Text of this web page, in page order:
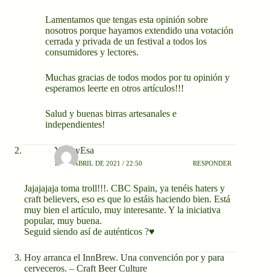
Lamentamos que tengas esta opinión sobre
nosotros porque hayamos extendido una votación
cerrada y privada de un festival a todos los
consumidores y lectores.
Muchas gracias de todos modos por tu opinión y
esperamos leerte en otros artículos!!!
Salud y buenas birras artesanales e
independientes!
YoSoyEsa
16 DE ABRIL DE 2021 / 22:50 RESPONDER
Jajajajaja toma troll!!!. CBC Spain, ya tenéis haters y
craft believers, eso es que lo estáis haciendo bien. Está
muy bien el artículo, muy interesante. Y la iniciativa
popular, muy buena.
Seguid siendo así de auténticos ?♥️
Hoy arranca el InnBrew. Una convención por y para
cerveceros. – Craft Beer Culture